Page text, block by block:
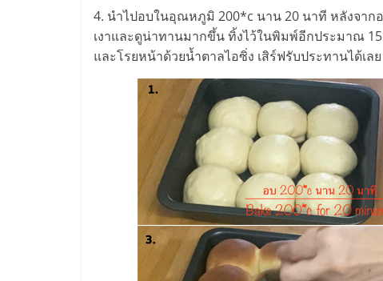
รน
ไชส์
พร้อม
ทำเล
สำหรับ
4. นำไปอบในอุณหภูมิ 200*c นาน 20 นาที หลังจาก
เงาและดูน่าทานมากขึ้น ทิ้งไว้ในพิมพ์อีกประมาณ
และโรยหน้าด้วยน้ำตาลไอซิ่ง เสิร์ฟรับประทานได้เลย